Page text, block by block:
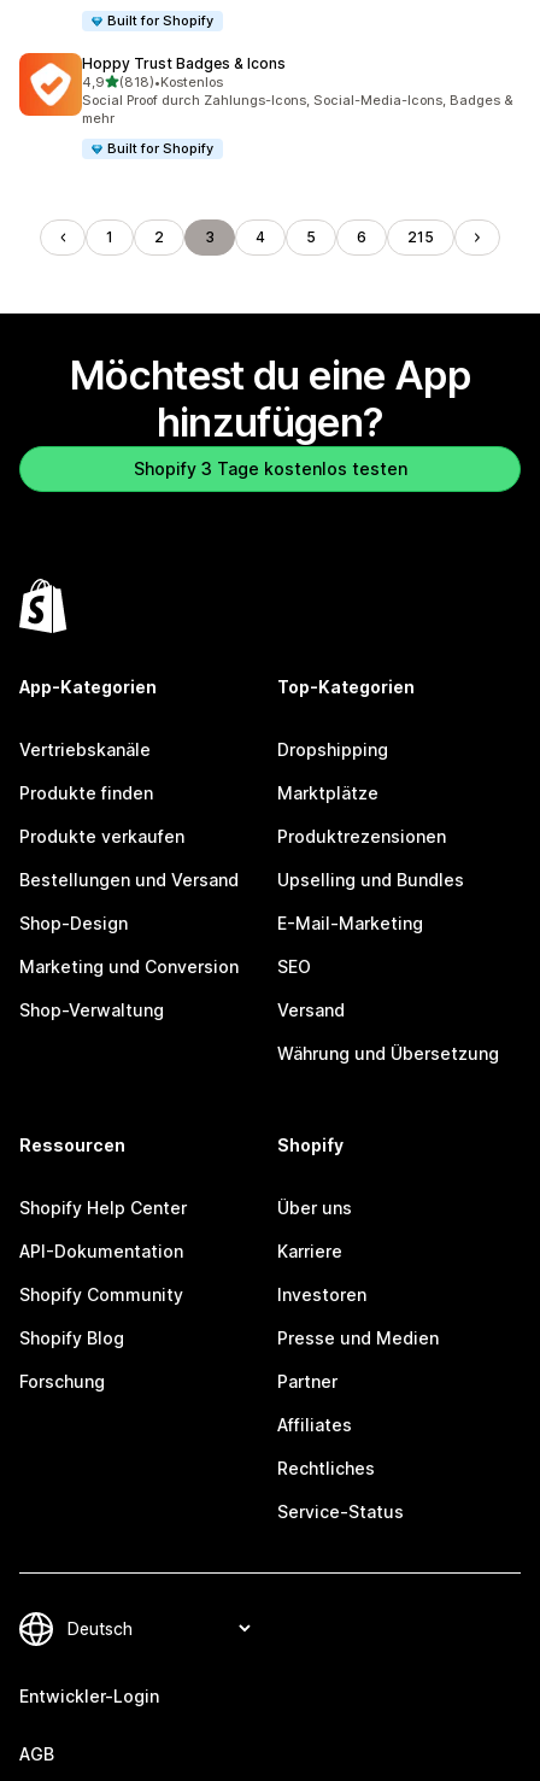
Built for Shopify
Hoppy Trust Badges & Icons
4,9von 5 Sternen
(818)
818 Rezensionen insgesamt
•Kostenlos
Social Proof durch Zahlungs-Icons, Social-Media-Icons, Badges &
mehr
Built for Shopify
1 2 3 4 5 6 215
Möchtest du eine App
hinzufügen?
Shopify 3 Tage kostenlos testen
App-Kategorien
Vertriebskanäle
Produkte finden
Produkte verkaufen
Bestellungen und Versand
Shop-Design
Marketing und Conversion
Shop-Verwaltung
Top-Kategorien
Dropshipping
Marktplätze
Produktrezensionen
Upselling und Bundles
E-Mail-Marketing
SEO
Versand
Währung und Übersetzung
Ressourcen
Shopify Help Center
API-Dokumentation
Shopify Community
Shopify Blog
Forschung
Shopify
Über uns
Karriere
Investoren
Presse und Medien
Partner
Affiliates
Rechtliches
Service-Status
Entwickler-Login
AGB